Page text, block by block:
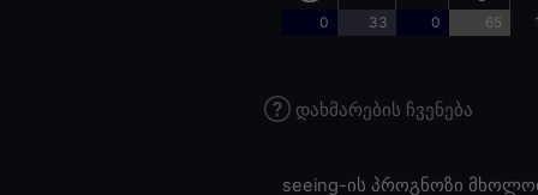
0 33 0 65
დახმარების ჩვენება
seeing-ის პროგნოზი